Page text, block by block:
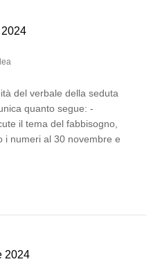
del verbale della seduta
quanto segue: -
il tema del fabbisogno,
i numeri al 30 novembre e
2024